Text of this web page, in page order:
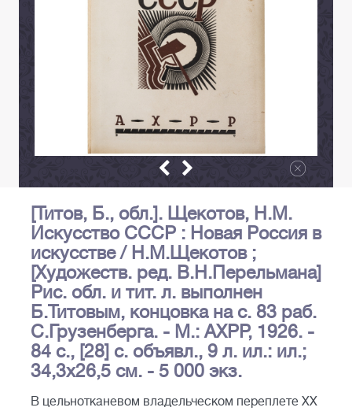
[Титов, Б., обл.]. Щекотов, Н.М.
Искусство СССР : Новая Россия в
искусстве / Н.М.Щекотов ;
[Художеств. ред. В.Н.Перельмана]
Рис. обл. и тит. л. выполнен
Б.Титовым, концовка на с. 83 раб.
С.Грузенберга. - М.: АХРР, 1926. -
84 с., [28] с. объявл., 9 л. ил.: ил.;
34,3х26,5 см. - 5 000 экз.
В цельнотканевом владельческом переплете ХХ